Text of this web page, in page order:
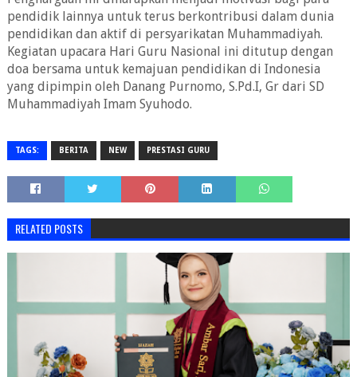
pendidik lainnya untuk terus berkontribusi dalam dunia
pendidikan dan aktif di persyarikatan Muhammadiyah.
Kegiatan upacara Hari Guru Nasional ini ditutup dengan
doa bersama untuk kemajuan pendidikan di Indonesia
yang dipimpin oleh Danang Purnomo, S.Pd.I, Gr dari SD
Muhammadiyah Imam Syuhodo.
TAGS: BERITA NEW PRESTASI GURU
RELATED POSTS